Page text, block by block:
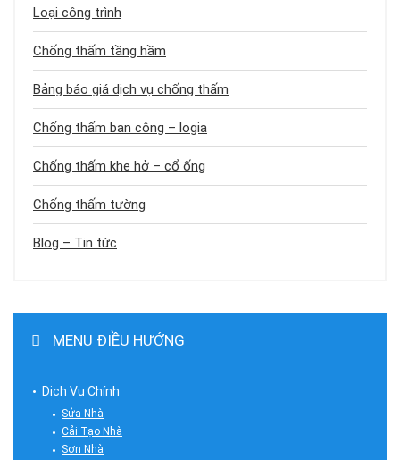
Loại công trình
Chống thấm tầng hầm
Bảng báo giá dịch vụ chống thấm
Chống thấm ban công – logia
Chống thấm khe hở – cổ ống
Chống thấm tường
Blog – Tin tức
MENU ĐIỀU HƯỚNG
Dịch Vụ Chính
Sửa Nhà
Cải Tạo Nhà
Sơn Nhà